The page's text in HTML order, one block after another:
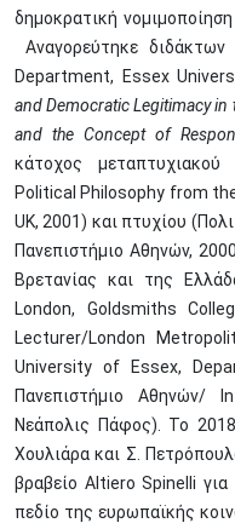
δημοκρατική
Αναγορεύτηκε
Department, Essex
and Democratic Legitimacy in
and the Concept of
κάτοχος
Political Philosophy from
UK, 2001) και πτυχίου
Πανεπιστήμιο Αθηνών,
Βρετανίας και της
London, Goldsmiths
Lecturer/London
University of Essex,
Πανεπιστήμιο Αθηνών/
Νεάπολις Πάφος). Το
Χουλιάρα και Σ.
βραβείο Altiero Spinelli
πεδίο της ευρωπαϊκής